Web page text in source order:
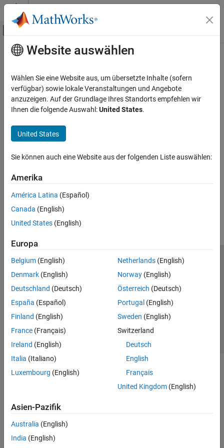
Weiter zum Inhalt
Umschaltung für Off-Canvas-
Startseite der Dokumentation
SimEvents
Hauptinhalt
Website auswählen
Wählen Sie eine Website aus, um übersetzte Inhalte (sofern
verfügbar) sowie lokale Veranstaltungen und Angebote
anzuzeigen. Auf der Grundlage Ihres Standorts empfehlen wir
Ihnen die folgende Auswahl:United States.
United States
Sie können auch eine Website aus der folgenden Liste auswählen:
Amerika
América Latina (Español)
Canada (English)
United States (English)
Europa
Belgium (English)
Denmark (English)
Deutschland (Deutsch)
España (Español)
Finland (English)
France (Français)
Ireland (English)
Italia (Italiano)
Luxembourg (English)
Netherlands(English)
Norway(English)
Österreich (Deutsch)
Portugal (English)
Sweden (English)
Switzerland
Deutsch
English
Français
United Kingdom(English)
Asien-Pazifik
Australia (English)
India (English)
Trust Center
Datenschutz-Richtlinien
Datendiebstahl verhindern
Status von Anwendungen
© 1994-2026 The MathWorks, Inc.
Website auswählen
Deutschland